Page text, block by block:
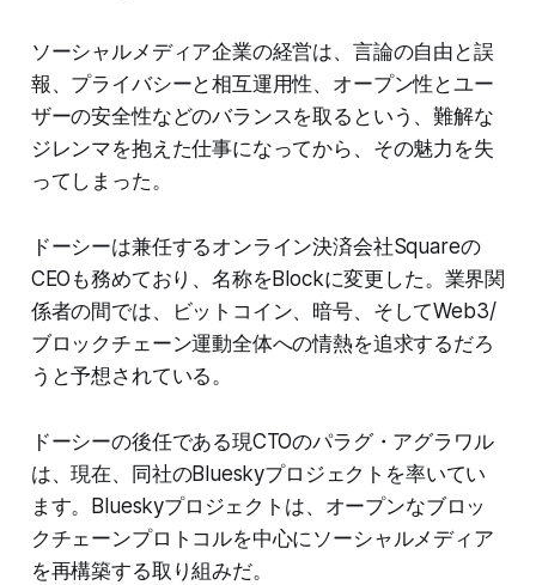
ソーシャルメディア企業の経営は、言論の自由と誤
報、プライバシーと相互運用性、オープン性とユー
ザーの安全性などのバランスを取るという、難解な
ジレンマを抱えた仕事になってから、その魅力を失
ってしまった。
ドーシーは兼任するオンライン決済会社Squareの
CEOも務めており、名称をBlockに変更した。業界関
係者の間では、ビットコイン、暗号、そしてWeb3/
ブロックチェーン運動全体への情熱を追求するだろ
うと予想されている。
ドーシーの後任である現CTOのパラグ・アグラワル
は、現在、同社のBlueskyプロジェクトを率いてい
ます。Blueskyプロジェクトは、オープンなブロッ
クチェーンプロトコルを中心にソーシャルメディア
を再構築する取り組みだ。